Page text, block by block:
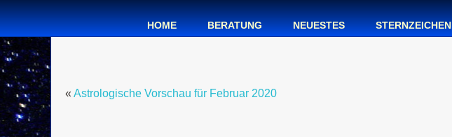
HOME BERATUNG NEUESTES STERNZEICHEN
« Astrologische Vorschau für Februar 2020